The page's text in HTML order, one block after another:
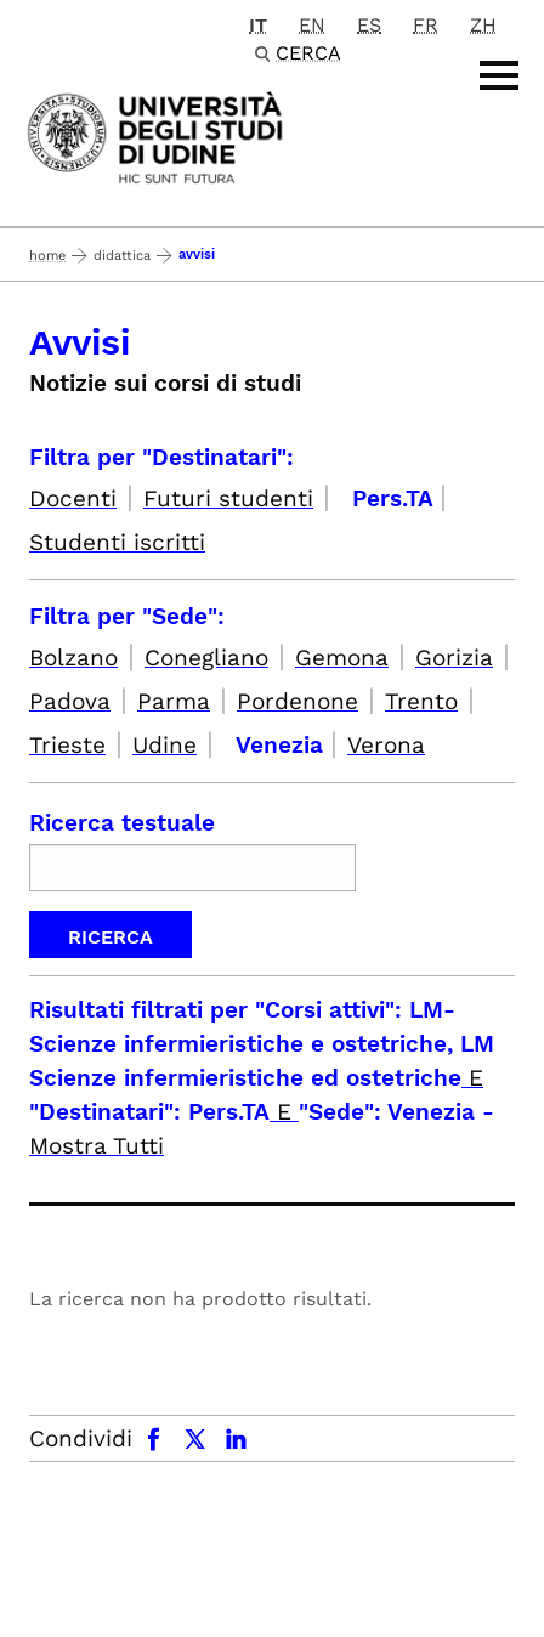
Passa al contenuto principale
IT EN ES FR
ZH
CERCA
home didattica avvisi
Avvisi
Notizie sui corsi di studi
Filtra per "Destinatari":
Docenti | Futuri studenti | Pers.TA |
Studenti iscritti
Filtra per "Sede":
Bolzano | Conegliano | Gemona | Gorizia |
Padova | Parma | Pordenone | Trento |
Trieste | Udine | Venezia | Verona
Ricerca testuale
Risultati filtrati per "Corsi attivi": LM-
Scienze infermieristiche e ostetriche, LM
Scienze infermieristiche ed ostetriche E
"Destinatari": Pers.TA E "Sede": Venezia -
Mostra Tutti
La ricerca non ha prodotto risultati.
Condividi
facebook x.com linkedin